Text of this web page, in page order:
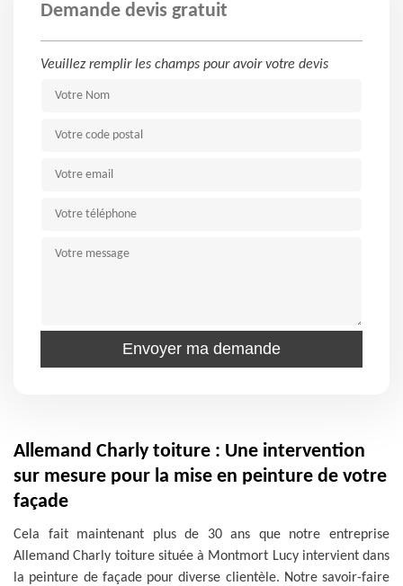
Demande devis gratuit
Veuillez remplir les champs pour avoir votre devis
Allemand Charly toiture : Une intervention
sur mesure pour la mise en peinture de votre
façade
Cela fait maintenant plus de 30 ans que notre entreprise
Allemand Charly toiture située à Montmort Lucy intervient dans
la peinture de façade pour diverse clientèle. Notre savoir-faire